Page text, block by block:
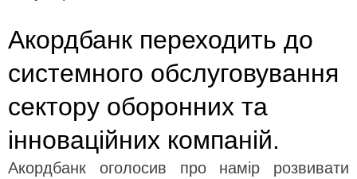
Акордбанк переходить до
системного обслуговування
сектору оборонних та
інноваційних компаній.
Акордбанк оголосив про намір розвивати